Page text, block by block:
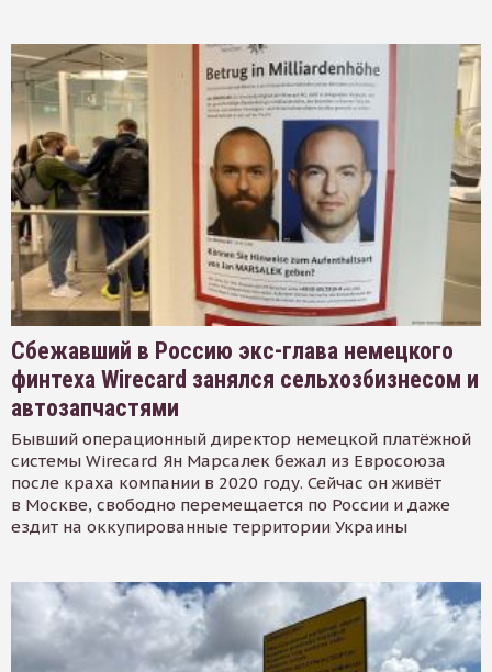
Сбежавший в Россию экс-глава немецкого
финтеха Wirecard занялся сельхозбизнесом и
автозапчастями
Бывший операционный директор немецкой платёжной
системы Wirecard Ян Марсалек бежал из Евросоюза
после краха компании в 2020 году. Сейчас он живёт
в Москве, свободно перемещается по России и даже
ездит на оккупированные территории Украины